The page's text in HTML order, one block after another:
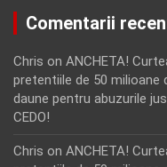
Comentarii
Chris on ANCHETA!
pretentiile de 50 milioane
daune pentru abuzurile
CEDO!
Chris on ANCHETA!